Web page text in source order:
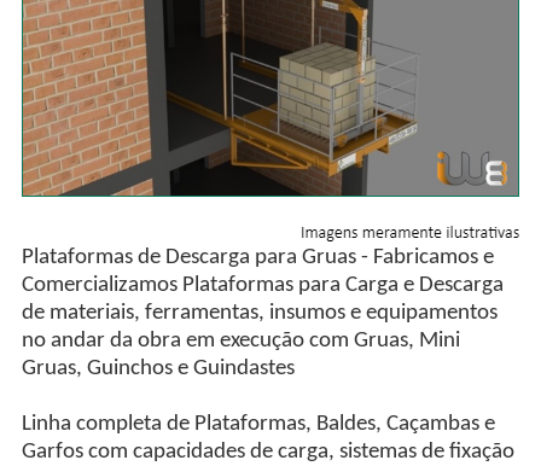
Plataformas de Descarga para Gruas - Fabricamos e
Comercializamos Plataformas para Carga e Descarga
de materiais, ferramentas, insumos e equipamentos
no andar da obra em execução com Gruas, Mini
Gruas, Guinchos e Guindastes
Linha completa de Plataformas, Baldes, Caçambas e
Garfos com capacidades de carga, sistemas de fixação